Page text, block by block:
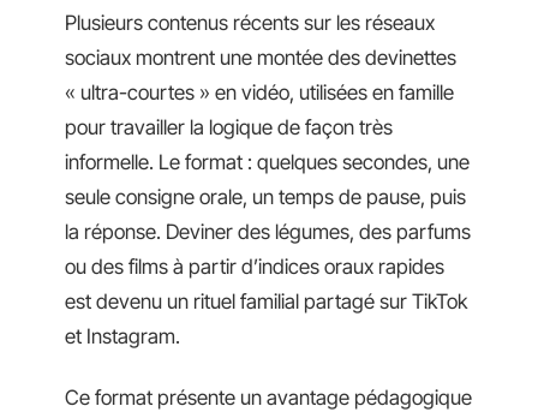
Plusieurs contenus récents sur les réseaux
sociaux montrent une montée des devinettes
« ultra-courtes » en vidéo, utilisées en famille
pour travailler la logique de façon très
informelle. Le format : quelques secondes, une
seule consigne orale, un temps de pause, puis
la réponse. Deviner des légumes, des parfums
ou des films à partir d’indices oraux rapides
est devenu un rituel familial partagé sur TikTok
et Instagram.
Ce format présente un avantage pédagogique